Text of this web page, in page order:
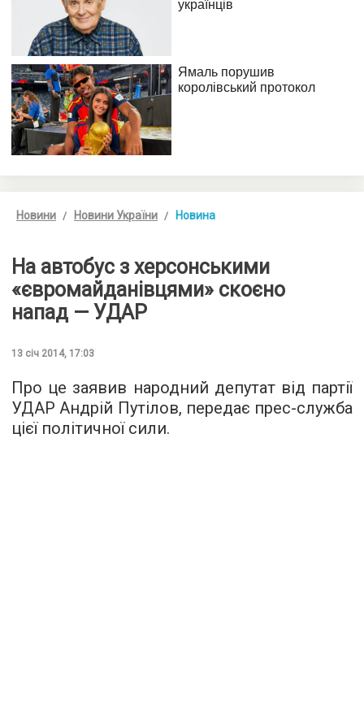
Новини Новини України Новина
На автобус з херсонськими
«євромайданівцями» скоєно
напад — УДАР
13 січ 2014, 17:03
Про це заявив народний депутат від партії
УДАР Андрій Путілов, передає прес-служба
цієї політичної сили.